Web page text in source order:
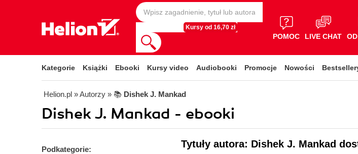
Kursy od 16,70 zł
POMOC LIVE CHAT
Kategorie Książki Ebooki Kursy video Audiobooki Promocje Nowości
Helion.pl » Autorzy » 📚 Dishek J. Mankad
Dishek J. Mankad - ebooki
Podkategorie:
Tytuły autora: Dishek J. Mankad